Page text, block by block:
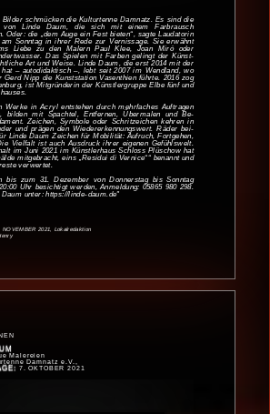
schmücken die Kultur­tenne Damnatz. Es sind die
von Linde Daum, die sich mit einem Farb­rausch
Oder: die „dem Auge ein Fest bieten“, sagte Lauda­torin
Sonntag in ihrer Rede zur Vernissage. Sie erwähnt
Liebe zu den Malern Paul Klee, Joan Miró oder
Das Spielen mit Farben gelingt der Künst­
Art und Weise. Linde Daum, die erst 2014 mit der
hat – auto­didaktisch –, lebt seit 2007 im Wend­land, wo
Nipp die Kunst­station Vasen­thien führte. 2016 zog
ist Mit­gründerin der Künstler­gruppe Elbe fünf und
Werke in Acryl entstehen durch mehr­faches Auf­tragen
bilden mit Spachtel, Ent­fernen, Über­malen und Be­
Zeichen, Symbole oder Schrit­zeichen kehren in
und prägen den Wieder­er­kennungs­wert. Räder bei­
Linde Daum Zeichen für Mobilität: Auf­ruch, Fort­gehen,
Viel­falt ist auch Aus­druck ihrer eigenen Ge­fühls­welt.
im Juni 2021 im Künstler­haus Schloss Plüschow hat
mit­ge­bracht, eins „Residui di Vernice““ be­nannt und
verwertet.
bis zum 31. Dezember von Donnerstag bis Sonntag
Uhr besichtigt werden, Anmeldung: 05865 980 298.
unter: https://linde-daum.de"
NOVEMBER 2021, Lokalredaktion
Malereien
Damnatz e.V.,
7. OKTOBER 2021